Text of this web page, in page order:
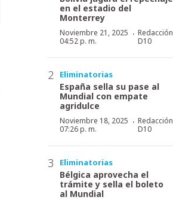
en el estadio del
Monterrey
Noviembre 21, 2025
04:52 p. m.
· Redacción
D10
Eliminatorias
España sella su pase al
Mundial con empate
agridulce
Noviembre 18, 2025
07:26 p. m.
· Redacción
D10
Eliminatorias
Bélgica aprovecha el
trámite y sella el boleto
al Mundial